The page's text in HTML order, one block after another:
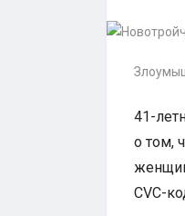
41-
о том,
CVC-